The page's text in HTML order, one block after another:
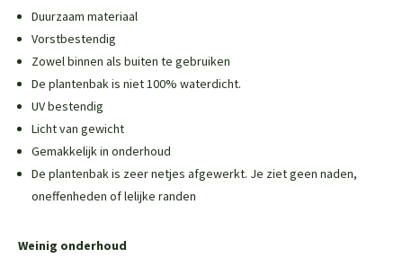
Duurzaam materiaal
Vorstbestendig
Zowel binnen als buiten te gebruiken
De plantenbak is niet 100% waterdicht.
UV bestendig
Licht van gewicht
Gemakkelijk in onderhoud
De plantenbak is zeer netjes afgewerkt. Je ziet geen naden,
oneffenheden of lelijke randen
Weinig onderhoud